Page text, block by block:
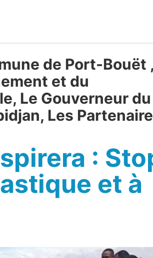
de Port-Bouët
et du
Le Gouverneur du
Les
:
et à